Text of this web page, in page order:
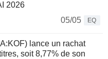
2026
05/05
EQ
lance un rachat
soit 8,77% de son